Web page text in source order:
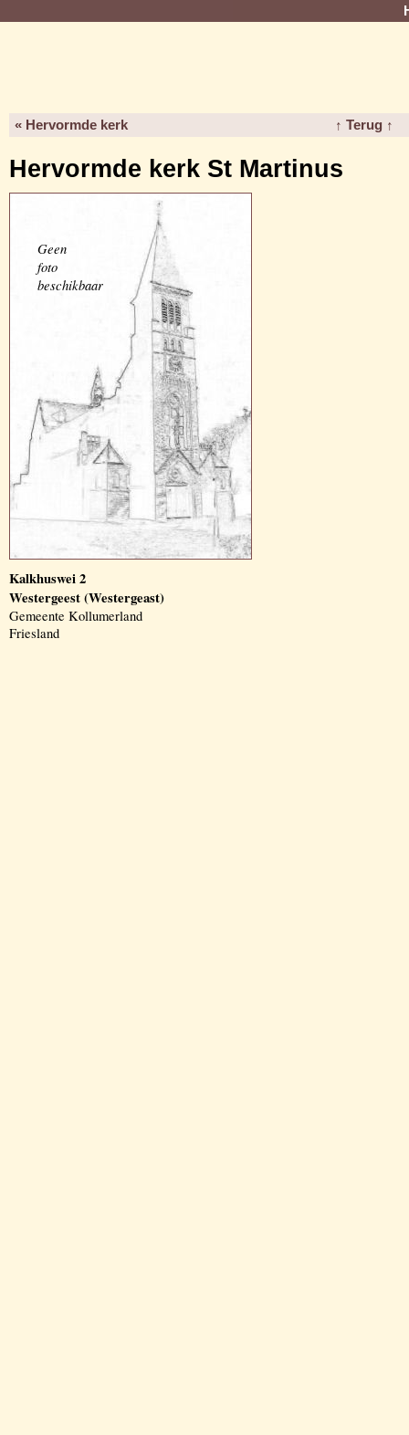
« Hervormde kerk ↑ Terug ↑
Hervormde kerk St Martinus
Geen
foto
beschikbaar
Kalkhuswei 2
Westergeest (Westergeast)
Gemeente Kollumerland
Friesland